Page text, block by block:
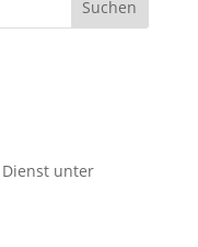
unter